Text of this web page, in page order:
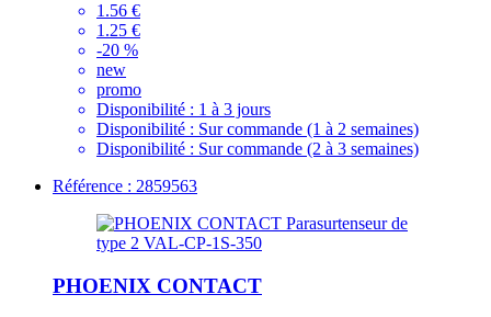
1.56 €
1.25 €
-20 %
new
promo
Disponibilité : 1 à 3 jours
Disponibilité : Sur commande (1 à 2 semaines)
Disponibilité : Sur commande (2 à 3 semaines)
Référence : 2859563
PHOENIX CONTACT